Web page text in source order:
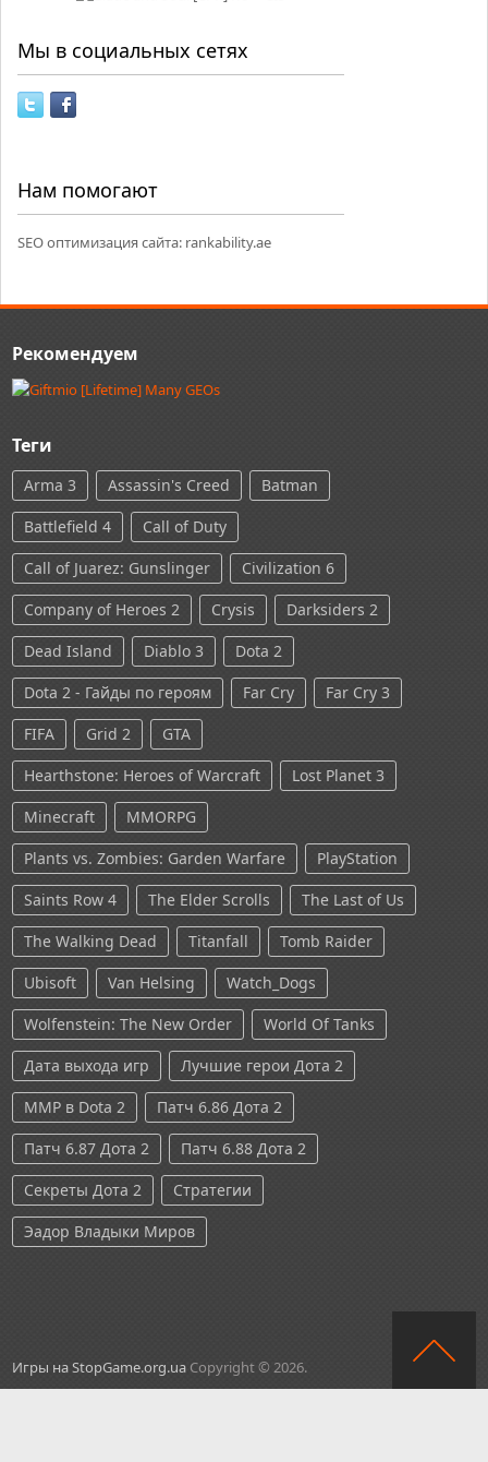
Мы в социальных сетях
Нам помогают
SEO оптимизация сайта: rankability.ae
Рекомендуем
Теги
Arma 3 Assassin's Creed
Batman
Battlefield 4
Call of Duty
Call of Juarez: Gunslinger
Civilization 6
Company of Heroes 2
Crysis
Darksiders 2
Dead Island
Diablo 3
Dota 2
Dota 2 - Гайды по героям
Far Cry
Far Cry 3
FIFA
Grid 2
GTA
Hearthstone: Heroes of Warcraft
Lost Planet 3
Minecraft
MMORPG
Plants vs. Zombies: Garden Warfare
PlayStation
Saints Row 4
The Elder Scrolls
The Last of Us
The Walking Dead
Titanfall
Tomb Raider
Ubisoft
Van Helsing
Watch_Dogs
Wolfenstein: The New Order
World Of Tanks
Дата выхода игр
Лучшие герои Дота 2
ММР в Dota 2
Патч 6.86 Дота 2
Патч 6.87 Дота 2
Патч 6.88 Дота 2
Секреты Дота 2
Стратегии
Эадор Владыки Миров
Игры на StopGame.org.ua Copyright © 2026.